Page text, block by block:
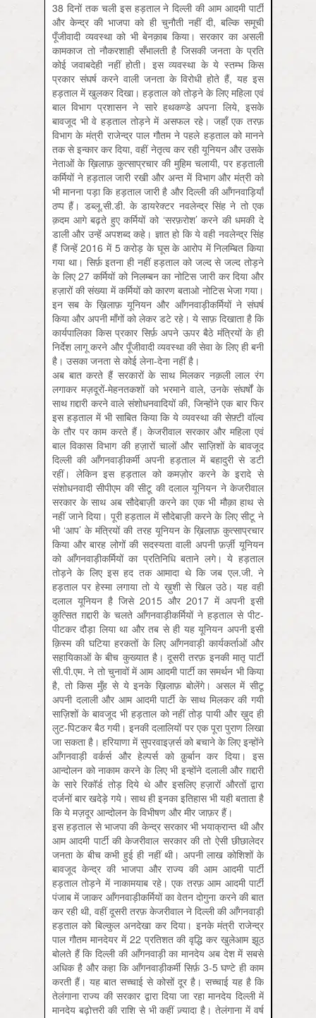
38 दिनों तक चली इस हड़ताल ने दिल्ली की आम आदमी पार्टी
और केन्द्र की भाजपा को ही चुनौती नहीं दी, बल्कि समूची
पूँजीवादी व्यवस्था को भी बेनक़ाब किया। सरकार का असली
कामकाज तो नौकरशाही सँभालती है जिसकी जनता के प्रति
कोई जवाबदेही नहीं होती। इस व्यवस्था के ये स्तम्भ किस
प्रकार संघर्ष करने वाली जनता के विरोधी होते हैं, यह इस
हड़ताल में खुलकर दिखा। हड़ताल को तोड़ने के लिए महिला एवं
बाल विभाग प्रशासन ने सारे हथकण्डे अपना लिये, इसके
बावजूद भी वे हड़ताल तोड़ने में असफल रहे। जहाँ एक तरफ़
विभाग के मंत्री राजेन्द्र पाल गौतम ने पहले हड़ताल को मानने
तक से इन्कार कर दिया, वहीं नेतृत्व कर रही यूनियन और उसके
नेताओं के ख़िलाफ़ कुत्साप्रचार की मुहिम चलायी, पर हड़ताली
कर्मियों ने हड़ताल जारी रखी और अन्त में विभाग और मंत्री को
भी मानना पड़ा कि हड़ताल जारी है और दिल्ली की आँगनवाड़ियाँ
ठप्प हैं। डब्लू.सी.डी. के डायरेक्टर नवलेन्द्र सिंह ने तो एक
क़दम आगे बढ़ते हुए कर्मियों को ‘सरफ़रोश’ करने की धमकी दे
डाली और उन्हें अपशब्द कहे। ज्ञात हो कि ये वही नवलेन्द्र सिंह
हैं जिन्हें 2016 में 5 करोड़ के घूस के आरोप में निलम्बित किया
गया था। सिर्फ़ इतना ही नहीं हड़ताल को जल्द से जल्द तोड़ने
के लिए 27 कर्मियों को निलम्बन का नोटिस जारी कर दिया और
हज़ारों की संख्या में कर्मियों को कारण बताओ नोटिस भेजा गया।
इन सब के ख़िलाफ़ यूनियन और आँगनवाड़ीकर्मियों ने संघर्ष
किया और अपनी माँगों को लेकर डटे रहे। ये साफ़ दिखाता है कि
कार्यपालिका किस प्रकार सिर्फ़ अपने ऊपर बैठे मंत्रियों के ही
निर्देश लागू करने और पूँजीवादी व्यवस्था की सेवा के लिए ही बनी
है। उसका जनता से कोई लेना-देना नहीं है।
अब बात करते हैं सरकारों के साथ मिलकर नक़ली लाल रंग
लगाकर मज़दूरों-मेहनतकशों को भरमाने वाले, उनके संघर्षों के
साथ ग़द्दारी करने वाले संशोधनवादियों की, जिन्होंने एक बार फिर
इस हड़ताल में भी साबित किया कि ये व्यवस्था की सेफ़्टी वॉल्व
के तौर पर काम करते हैं। केजरीवाल सरकार और महिला एवं
बाल विकास विभाग की हज़ारों चालों और साज़िशों के बावजूद
दिल्ली की आँगनवाड़ीकर्मी अपनी हड़ताल में बहादुरी से डटी
रहीं। लेकिन इस हड़ताल को कमज़ोर करने के इरादे से
संशोधनवादी सीपीएम की सीटू की दलाल यूनियन ने केजरीवाल
सरकार के साथ अब सौदेबाज़ी करने का एक भी मौक़ा हाथ से
नहीं जाने दिया। पूरी हड़ताल में सौदेबाज़ी करने के लिए सीटू ने
भी ‘आप’ के मंत्रियों की तरह यूनियन के ख़िलाफ़ कुत्साप्रचार
किया और बारह लोगों की सदस्यता वाली अपनी फ़र्ज़ी यूनियन
को आँगनवाड़ीकर्मियों का प्रतिनिधि बताने लगे। ये हड़ताल
तोड़ने के लिए इस हद तक आमादा थे कि जब एल.जी. ने
हड़ताल पर हेस्मा लगाया तो ये ख़ुशी से खिल उठे। यह वही
दलाल यूनियन है जिसे 2015 और 2017 में अपनी इसी
कुत्सित ग़द्दारी के चलते आँगनवाड़ीकर्मियों ने हड़ताल से पीट-
पीटकर दौड़ा लिया था और तब से ही यह यूनियन अपनी इसी
क़िस्म की घटिया हरकतों के लिए आँगनवाड़ी कार्यकर्ताओं और
सहायिकाओं के बीच कुख्यात है। दूसरी तरफ़ इनकी मातृ पार्टी
सी.पी.एम. ने तो चुनावों में आम आदमी पार्टी का समर्थन भी किया
है, तो किस मुँह से ये इनके ख़िलाफ़ बोलेंगे। असल में सीटू
अपनी दलाली और आम आदमी पार्टी के साथ मिलकर की गयी
साज़िशों के बावजूद भी हड़ताल को नहीं तोड़ पायी और ख़ुद ही
लुट-पिटकर बैठ गयी। इनकी दलालियों पर एक पूरा पुराण लिखा
जा सकता है। हरियाणा में सुपरवाइज़र्स को बचाने के लिए इन्होंने
आँगनवाड़ी वर्कर्स और हेल्पर्स को क़ुर्बान कर दिया। इस
आन्दोलन को नाकाम करने के लिए भी इन्होंने दलाली और ग़द्दारी
के सारे रिकॉर्ड तोड़ दिये थे और इसलिए हज़ारों औरतों द्वारा
दर्जनों बार खदेड़े गये। साथ ही इनका इतिहास भी यही बताता है
कि ये मज़दूर आन्दोलन के विभीषण और मीर जाफ़र हैं।
इस हड़ताल से भाजपा की केन्द्र सरकार भी भयाक्रान्त थी और
आम आदमी पार्टी की केजरीवाल सरकार की तो ऐसी छीछालेदर
जनता के बीच कभी हुई ही नहीं थी। अपनी लाख कोशिशों के
बावजूद केन्द्र की भाजपा और राज्य की आम आदमी पार्टी
हड़ताल तोड़ने में नाकामयाब रहे। एक तरफ़ आम आदमी पार्टी
पंजाब में जाकर आँगनवाड़ीकर्मियों का वेतन दोगुना करने की बात
कर रही थी, वहीं दूसरी तरफ़ केजरीवाल ने दिल्ली की आँगनवाड़ी
हड़ताल को बिल्कुल अनदेखा कर दिया। इनके मंत्री राजेन्द्र
पाल गौतम मानदेयर में 22 प्रतिशत की वृद्धि कर खुलेआम झूठ
बोलते हैं कि दिल्ली की आँगनवाड़ी का मानदेय अब देश में सबसे
अधिक है और कहा कि आँगनवाड़ीकर्मी सिर्फ़ 3-5 घण्टे ही काम
करती हैं। यह बात सच्चाई से कोसों दूर है। सच्चाई यह है कि
तेलंगाना राज्य की सरकार द्वारा दिया जा रहा मानदेय दिल्ली में
मानदेय बढ़ोत्तरी की राशि से भी कहीं ज़्यादा है। तेलंगाना में वर्ष